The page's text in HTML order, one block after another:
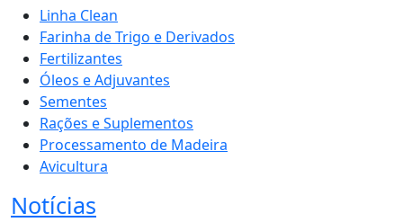
Linha Clean
Farinha de Trigo e Derivados
Fertilizantes
Óleos e Adjuvantes
Sementes
Rações e Suplementos
Processamento de Madeira
Avicultura
Notícias